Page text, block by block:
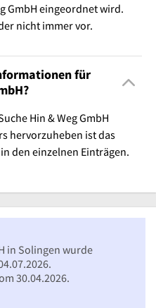
GmbH eingeordnet wird.
nicht immer vor.
für
Hin & Weg GmbH
hervorzuheben ist das
den einzelnen Einträgen.
in Solingen wurde
30.04.2026.